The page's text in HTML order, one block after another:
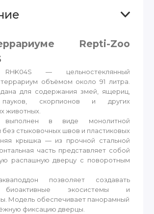
Repti-Zoo
— цельностеклянный
террариум объёмом около 91 литра.
для содержания змей, ящериц,
скорпионов и других
животных.
выполнен в виде монолитной
без стыковочных швов и пластиковых
крышка — из прочной стальной
часть представляет собой
распашную дверцу с поворотным
позволяет создавать
экосистемы и
Модель обеспечивает панорамный
фиксацию дверцы.